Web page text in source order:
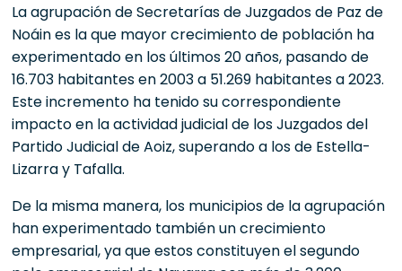
La agrupación de Secretarías de Juzgados de Paz de
Noáin es la que mayor crecimiento de población ha
experimentado en los últimos 20 años, pasando de
16.703 habitantes en 2003 a 51.269 habitantes a 2023.
Este incremento ha tenido su correspondiente
impacto en la actividad judicial de los Juzgados del
Partido Judicial de Aoiz, superando a los de Estella-
Lizarra y Tafalla.
De la misma manera, los municipios de la agrupación
han experimentado también un crecimiento
empresarial, ya que estos constituyen el segundo